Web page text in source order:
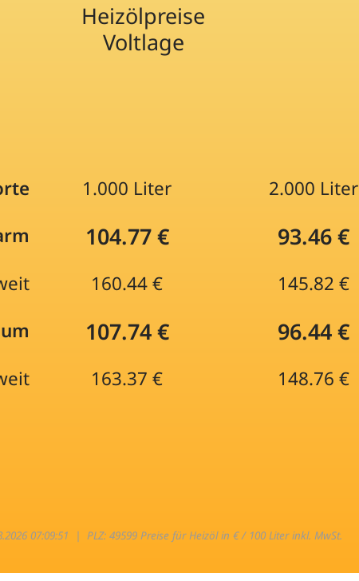
Heizölpreise
Voltlage
1.000 Liter 2.000 Liter
104.77 € 93.46 €
160.44 € 145.82 €
107.74 € 96.44 €
163.37 € 148.76 €
07:09:51 |PLZ: 49599 Preise für Heizöl in € / 100 Liter inkl. MwSt.